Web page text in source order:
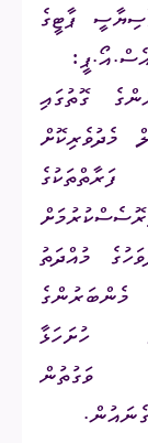
ޕާޓީގެ
ގޮތުގައި
މެދުވެރިކޮށް
ދުވަހުގެ މުއްދަތު
ހުށަހަޅާ
ވަގުތުން